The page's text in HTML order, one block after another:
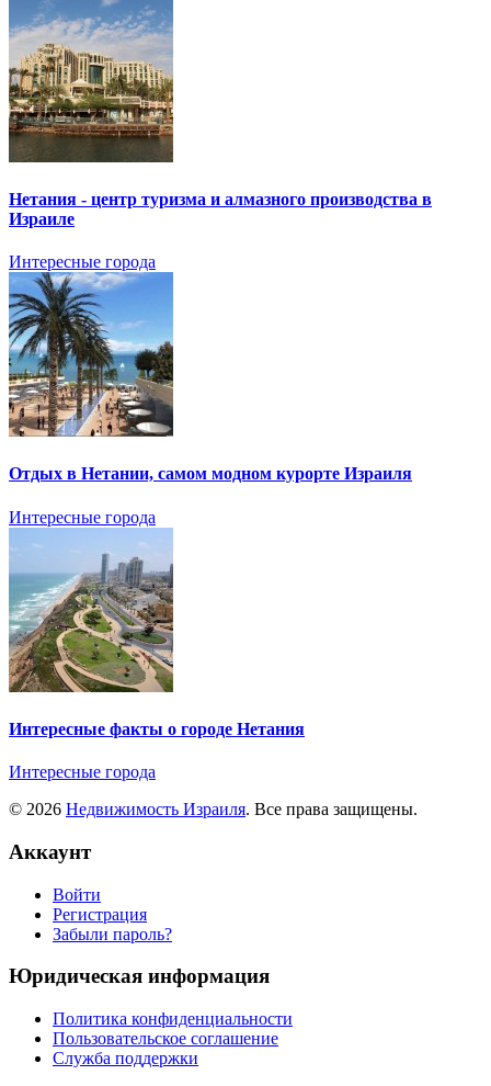
Нетания - центр туризма и алмазного производства в
Израиле
Интересные города
Отдых в Нетании, самом модном курорте Израиля
Интересные города
Интересные факты о городе Нетания
Интересные города
© 2026 Недвижимость Израиля. Все права защищены.
Аккаунт
Войти
Регистрация
Забыли пароль?
Юридическая информация
Политика конфиденциальности
Пользовательское соглашение
Служба поддержки